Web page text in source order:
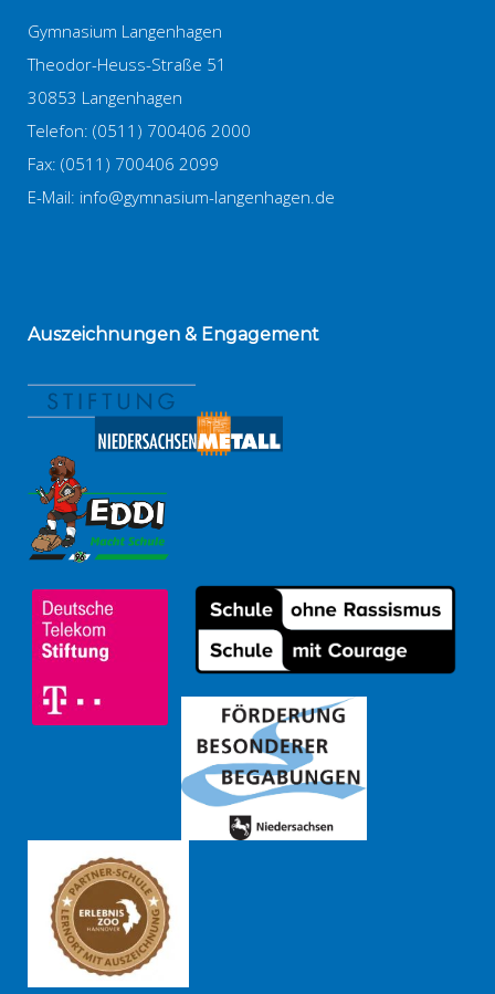
Gymnasium Langenhagen
Theodor-Heuss-Straße 51
30853 Langenhagen
Telefon: (0511) 700406 2000
Fax: (0511) 700406 2099
E-Mail: info@gymnasium-langenhagen.de
Auszeichnungen & Engagement